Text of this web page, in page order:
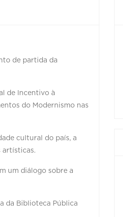
de partida da
de Incentivo à
do Modernismo nas
cultural do país, a
artísticas.
um diálogo sobre a
da Biblioteca Pública